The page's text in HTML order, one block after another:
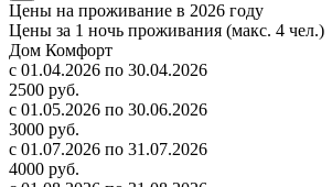
Цены на проживание в 2026 году
Цены за 1 ночь проживания (макс. 4 чел.)
Дом Комфорт
с 01.04.2026 по 30.04.2026
2500 руб.
с 01.05.2026 по 30.06.2026
3000 руб.
с 01.07.2026 по 31.07.2026
4000 руб.